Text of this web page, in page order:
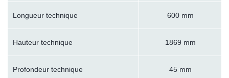
Longueur technique 600 mm
Hauteur technique 1869 mm
Profondeur technique 45 mm